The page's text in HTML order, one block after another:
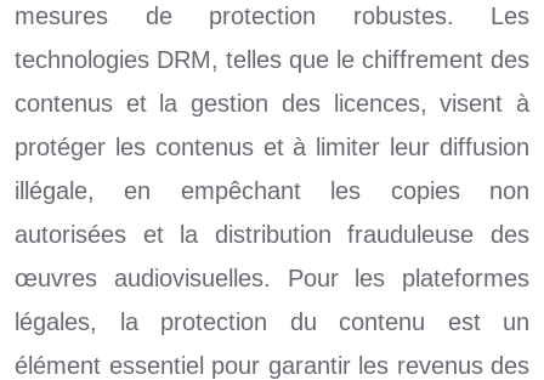
mesures de protection robustes. Les
technologies DRM, telles que le chiffrement des
contenus et la gestion des licences, visent à
protéger les contenus et à limiter leur diffusion
illégale, en empêchant les copies non
autorisées et la distribution frauduleuse des
œuvres audiovisuelles. Pour les plateformes
légales, la protection du contenu est un
élément essentiel pour garantir les revenus des